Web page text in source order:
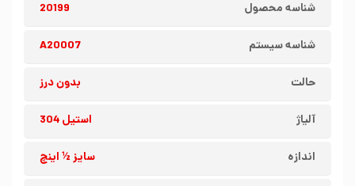
شناسه محصول 20199
شناسه سیستم A20007
حالت بدون درز
آلیاژ استیل 304
اندازه سایز ½ اینچ